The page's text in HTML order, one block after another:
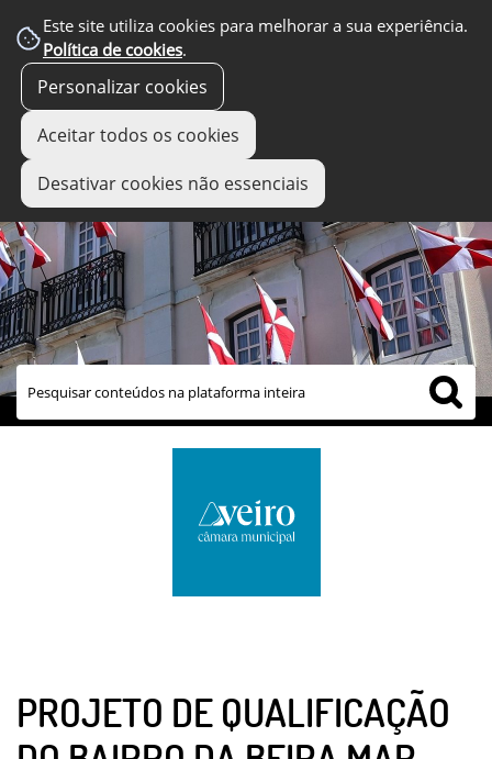
Este site utiliza cookies para melhorar a sua experiência.
Política de cookies.
Personalizar cookies
Aceitar todos os cookies
Desativar cookies não essenciais
links úteis
PROJETO DE QUALIFICAÇÃO